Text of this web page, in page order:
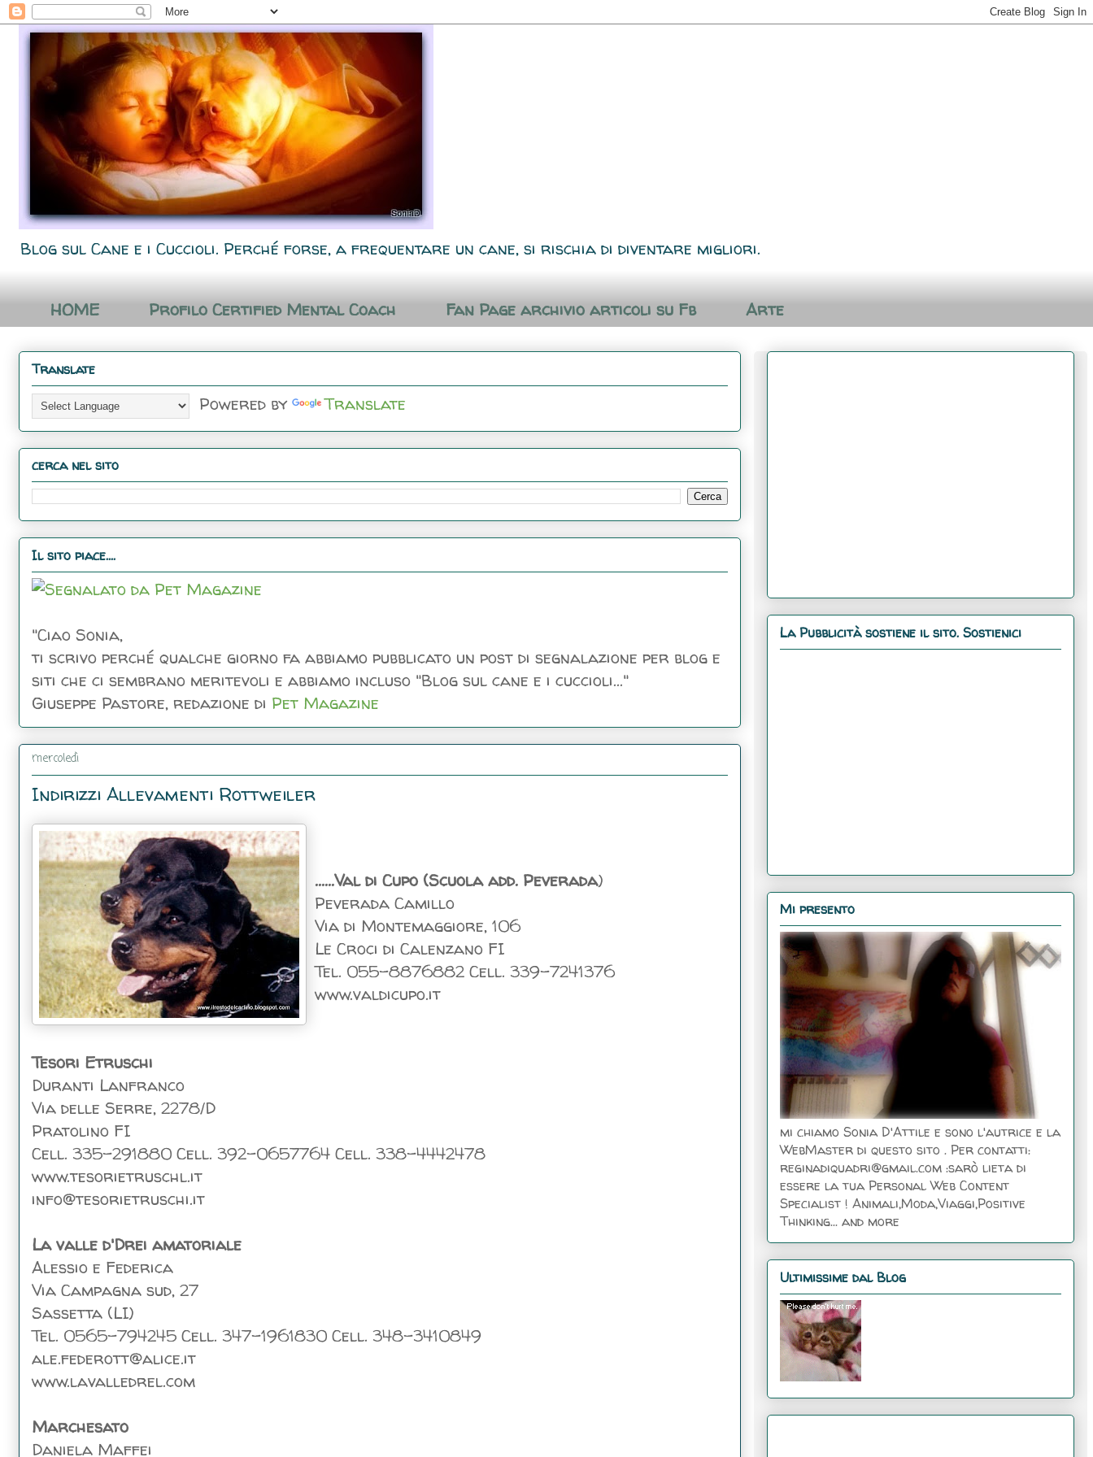
Blog sul Cane e i Cuccioli. Perché forse, a frequentare un cane, si rischia di diventare migliori.
HOME Profilo Certified Mental Coach Fan Page archivio articoli su Fb Arte
Translate
Powered by Translate
cerca nel sito
Il sito piace....
"Ciao Sonia,
ti scrivo perché qualche giorno fa abbiamo pubblicato un post di segnalazione per blog e
siti che ci sembrano meritevoli e abbiamo incluso "Blog sul cane e i cuccioli..."
Giuseppe Pastore, redazione di Pet Magazine
mercoledì
Indirizzi Allevamenti Rottweiler
......Val di Cupo (Scuola add. Peverada)
Peverada Camillo
Via di Montemaggiore, 106
Le Croci di Calenzano FI
Tel. 055-8876882 Cell. 339-7241376
www.valdicupo.it
Tesori Etruschi
Duranti Lanfranco
Via delle Serre, 2278/D
Pratolino FI
Cell. 335-291880 Cell. 392-0657764 Cell. 338-4442478
www.tesorietruschl.it
info@tesorietruschi.it
La valle d'Drei amatoriale
Alessio e Federica
Via Campagna sud, 27
Sassetta (LI)
Tel. 0565-794245 Cell. 347-1961830 Cell. 348-3410849
ale.federott@alice.it
www.lavalledrel.com
Marchesato
Daniela Maffei
La Pubblicità sostiene il sito. Sostienici
Mi presento
mi chiamo Sonia D'Attile e sono l'autrice e la
WebMaster di questo sito . Per contatti:
reginadiquadri@gmail.com :sarò lieta di
essere la tua Personal Web Content
Specialist ! Animali,Moda,Viaggi,Positive
Thinking... and more
Ultimissime dal Blog